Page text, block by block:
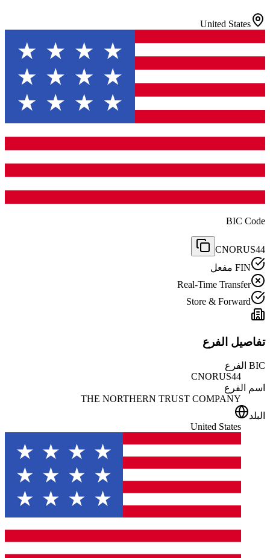
United States
BIC Code
CNORUS44
FIN مفعل
Real-Time Transfer
Store & Forward
تفاصيل الفرع
BIC الفرع
CNORUS44
اسم الفرع
THE NORTHERN TRUST COMPANY
البلد
United States